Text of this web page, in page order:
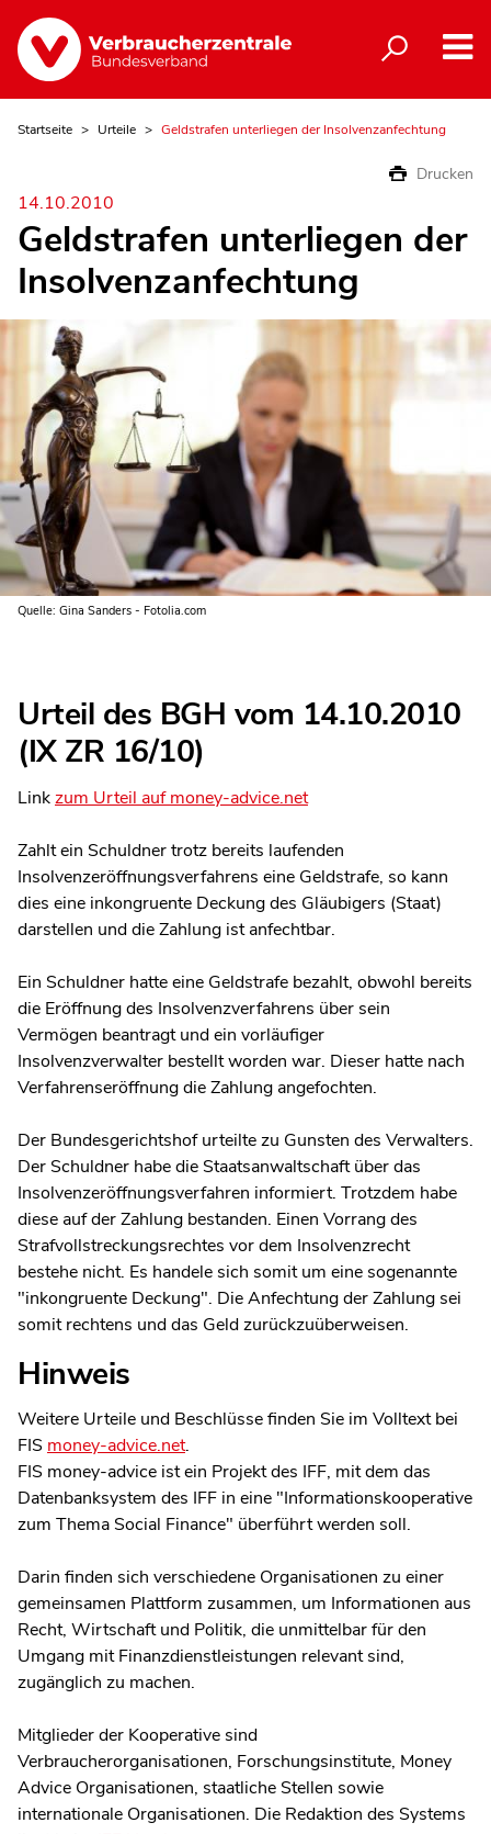
Startseite Urteile Geldstrafen unterliegen der Insolvenzanfechtung
Drucken
14.10.2010
Geldstrafen unterliegen der
Insolvenzanfechtung
Quelle: Gina Sanders - Fotolia.com
Urteil des BGH vom 14.10.2010
(IX ZR 16/10)
Linkzum Urteil auf money-advice.net
Zahlt ein Schuldner trotz bereits laufenden
Insolvenzeröffnungsverfahrens eine Geldstrafe, so kann
dies eine inkongruente Deckung des Gläubigers (Staat)
darstellen und die Zahlung ist anfechtbar.
Ein Schuldner hatte eine Geldstrafe bezahlt, obwohl bereits
die Eröffnung des Insolvenzverfahrens über sein
Vermögen beantragt und ein vorläufiger
Insolvenzverwalter bestellt worden war. Dieser hatte nach
Verfahrenseröffnung die Zahlung angefochten.
Der Bundesgerichtshof urteilte zu Gunsten des Verwalters.
Der Schuldner habe die Staatsanwaltschaft über das
Insolvenzeröffnungsverfahren informiert. Trotzdem habe
diese auf der Zahlung bestanden. Einen Vorrang des
Strafvollstreckungsrechtes vor dem Insolvenzrecht
bestehe nicht. Es handele sich somit um eine sogenannte
"inkongruente Deckung". Die Anfechtung der Zahlung sei
somit rechtens und das Geld zurückzuüberweisen.
Hinweis
Weitere Urteile und Beschlüsse finden Sie im Volltext bei
FIS money-advice.net.
FIS money-advice ist ein Projekt des IFF, mit dem das
Datenbanksystem des IFF in eine "Informationskooperative
zum Thema Social Finance" überführt werden soll.
Darin finden sich verschiedene Organisationen zu einer
gemeinsamen Plattform zusammen, um Informationen aus
Recht, Wirtschaft und Politik, die unmittelbar für den
Umgang mit Finanzdienstleistungen relevant sind,
zugänglich zu machen.
Mitglieder der Kooperative sind
Verbraucherorganisationen, Forschungsinstitute, Money
Advice Organisationen, staatliche Stellen sowie
internationale Organisationen. Die Redaktion des Systems